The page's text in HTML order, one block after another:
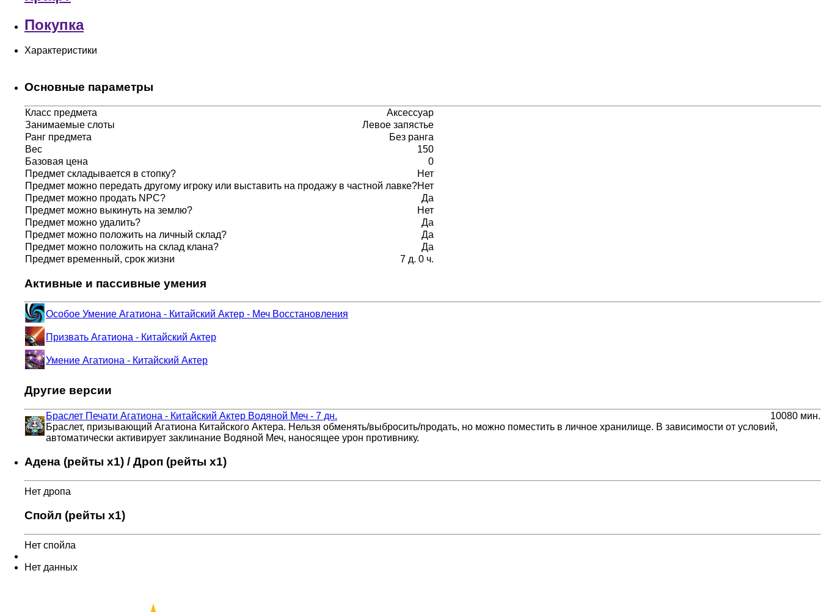
Покупка
Характеристики
Основные параметры
Класс предмета
Аксессуар
Занимаемые слоты
Левое запястье
Ранг предмета
Без ранга
Вес
150
Базовая цена
0
Предмет складывается в стопку?
Нет
Предмет можно передать другому игроку или выставить на продажу в частной лавке?Нет
Предмет можно продать NPC?
Да
Предмет можно выкинуть на землю?
Нет
Предмет можно удалить?
Да
Предмет можно положить на личный склад?
Да
Предмет можно положить на склад клана?
Да
Предмет временный, срок жизни
7 д. 0 ч.
Активные и пассивные умения
Особое Умение Агатиона - Китайский Актер - Меч Восстановления
Призвать Агатиона - Китайский Актер
Умение Агатиона - Китайский Актер
Другие версии
Браслет Печати Агатиона - Китайский Актер Водяной Меч - 7 дн.
10080 мин.
Браслет, призывающий Агатиона Китайского Актера. Нельзя обменять/выбросить/продать, но можно поместить в личное хранилище. В зависимости от условий,
автоматически активирует заклинание Водяной Меч, наносящее урон противнику.
Адена (рейты x1) / Дроп (рейты x1)
Нет дропа
Спойл (рейты x1)
Нет спойла
Нет данных